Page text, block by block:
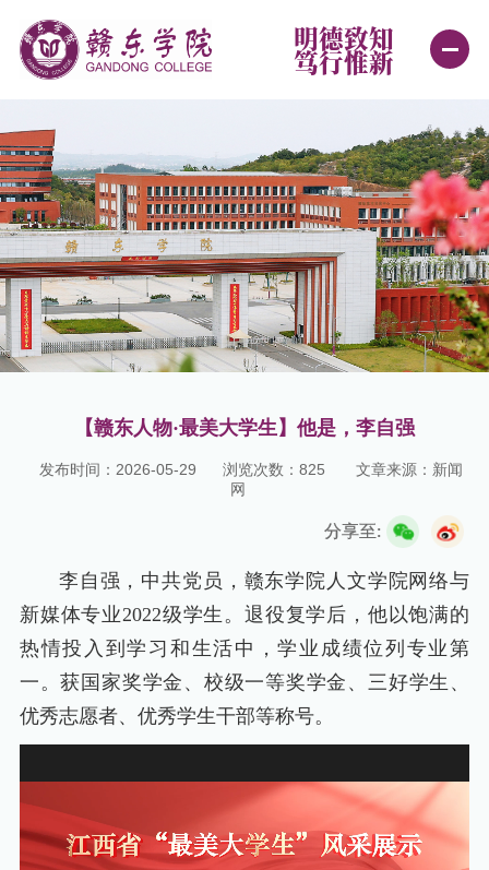
明德致知
笃行惟新
首页
学校概况
新闻中心
机构设置
学院设置
学生工作
【赣东人物·最美大学生】他是，李自强
发布时间：2026-05-29 浏览次数： 825
文章来源：新闻
网
分享至:
李自强，中共党员，赣东学院人文学院网络与
新媒体专业2022级学生。退役复学后，他以饱满的
热情投入到学习和生活中，学业成绩位列专业第
一。获国家奖学金、校级一等奖学金、三好学生、
优秀志愿者、优秀学生干部等称号。